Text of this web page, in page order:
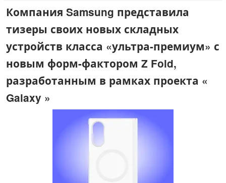
Компания Samsung представила
тизеры своих новых складных
устройств класса «ультра-премиум» с
новым форм-фактором Z Fold,
разработанным в рамках проекта «
Galaxy »